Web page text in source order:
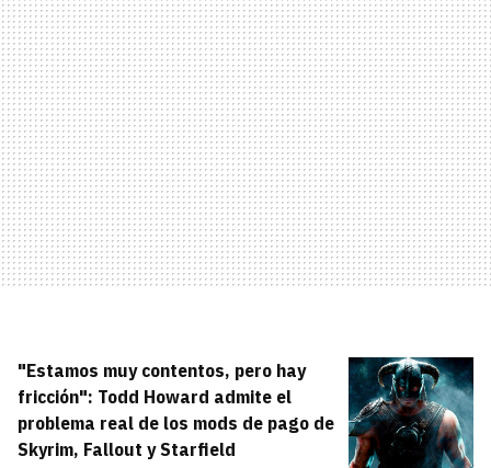
"Estamos muy contentos, pero hay
fricción": Todd Howard admite el
problema real de los mods de pago de
Skyrim, Fallout y Starfield